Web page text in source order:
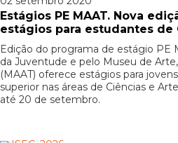
Estágios PE MAAT. Nova
estágios para estudantes de
Edição do programa de estágio PE
da Juventude e pelo Museu de
(MAAT) oferece estágios para
superior nas áreas de Ciências e
até 20 de setembro.